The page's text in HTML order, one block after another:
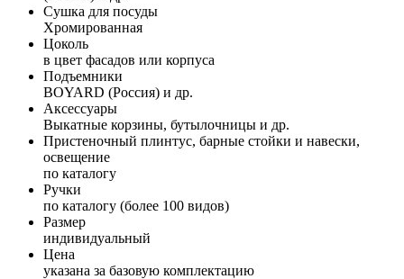
Сушка для посуды
Хромированная
Цоколь
в цвет фасадов или корпуса
Подъемники
BOYARD (Россия) и др.
Аксессуары
Выкатные корзины, бутылочницы и др.
Пристеночный плинтус, барные стойки и навески,
освещение
по каталогу
Ручки
по каталогу (более 100 видов)
Размер
индивидуальный
Цена
указана за базовую комплектацию